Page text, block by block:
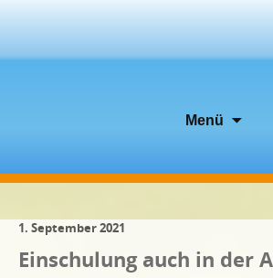
Menü
1. September 2021
Einschulung auch in der